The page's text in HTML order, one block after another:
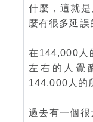
什麼，這就
麼有很多延誤
在144,000人
左右的人覺
144,000人的
過去有一個